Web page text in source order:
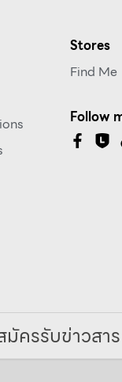
Stores
Find Me
Follow
มัครรับข่าวสาร